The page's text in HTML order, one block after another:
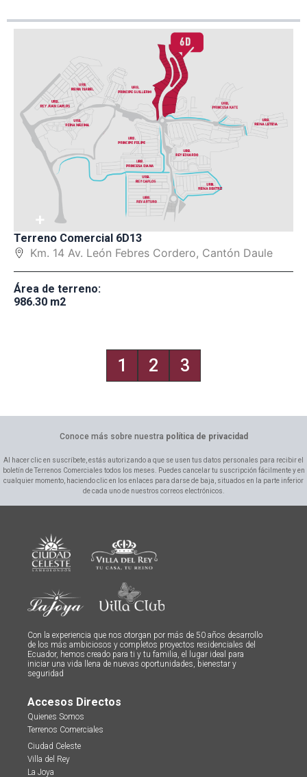
+
Terreno Comercial 6D13
Km. 14 Av. León Febres Cordero, Cantón Daule
Área de terreno:
986.30 m2
1 2 3
Conoce más sobre nuestra política de privacidad
Al hacer clic en suscríbete, estás autorizando a que se usen tus datos personales para recibir el
boletín de Terrenos Comerciales todos los meses. Puedes cancelar tu suscripción fácilmente y en
cualquier momento, haciendo clic en los enlaces para darse de baja, situados en la parte inferior
de cada uno de nuestros correos electrónicos.
Con la experiencia que nos otorgan por más de 50 años desarrollo
de los más ambiciosos y completos proyectos residenciales del
Ecuador, hemos creado para ti y tu familia, el lugar ideal para
iniciar una vida llena de nuevas oportunidades, bienestar y
seguridad
Accesos Directos
Quienes Somos
Terrenos Comerciales
Ciudad Celeste
Villa del Rey
La Joya